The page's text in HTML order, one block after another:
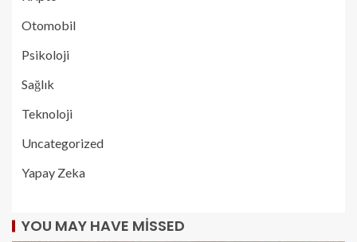
Otomobil
Psikoloji
Sağlık
Teknoloji
Uncategorized
Yapay Zeka
YOU MAY HAVE MISSED